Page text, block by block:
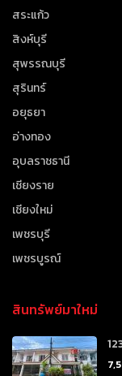
สระแก้ว
สิงห์บุรี
สุพรรณบุรี
สุรินทร์
อยุธยา
อ่างทอง
อุบลราชธานี
เชียงราย
เชียงใหม่
เพชรบุรี
เพชรบูรณ์
สินทรัพย์มาใหม่